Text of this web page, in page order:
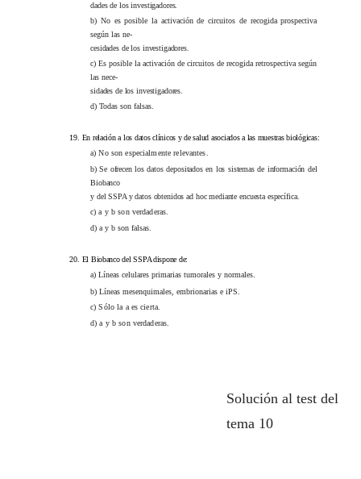
dades de los investigadores.
b) No es posible la activación de circuitos de recogida prospectiva
según las ne-
cesidades de los investigadores.
c) Es posible la activación de circuitos de recogida retrospectiva según
las nece-
sidades de los investigadores.
d) Todas son falsas.
19. En relación a los datos clínicos y de salud asociados a las muestras biológicas:
a) No son especialmente relevantes.
b) Se ofrecen los datos depositados en los sistemas de información del
Biobanco
y del SSPA y datos obtenidos ad hoc mediante encuesta específica.
c) a y b son verdaderas.
d) a y b son falsas.
20. El Biobanco del SSPA dispone de:
a) Líneas celulares primarias tumorales y normales.
b) Líneas mesenquimales, embrionarias e iPS.
c) Sólo la a es cierta.
d) a y b son verdaderas.
Solución al test del
tema 10